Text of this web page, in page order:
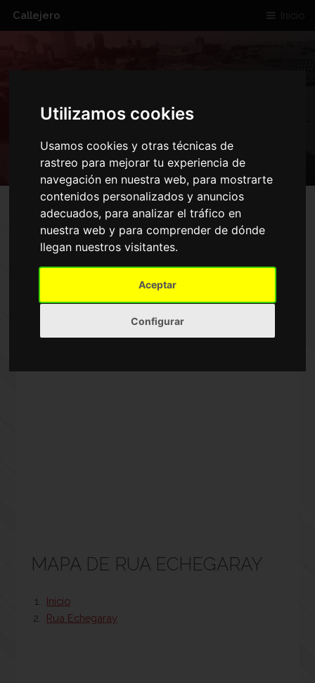
Utilizamos cookies
Usamos cookies y otras técnicas de
rastreo para mejorar tu experiencia de
navegación en nuestra web, para mostrarte
contenidos personalizados y anuncios
adecuados, para analizar el tráfico en
nuestra web y para comprender de dónde
llegan nuestros visitantes.
Aceptar
Configurar
Callejero Inicio
RUA ECHEGARAY
MAPA DE RUA ECHEGARAY
Inicio
Rua Echegaray